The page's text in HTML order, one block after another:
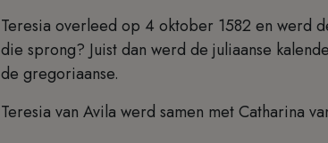
Teresia overleed op 4 oktober 1582 en werd
die sprong? Juist dan werd de juliaanse
de gregoriaanse.
Teresia van Avila werd samen met Catharina